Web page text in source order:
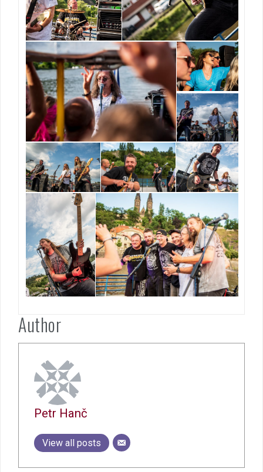
Author
Petr Hanč
View all posts